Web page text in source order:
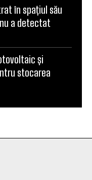
în spațiul său
a detectat
și
stocarea